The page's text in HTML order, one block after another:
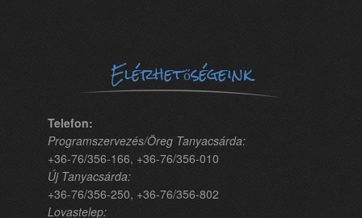
Elérhetőségeink
Telefon:
Programszervezés/Öreg Tanyacsárda:
+36-76/356-166, +36-76/356-010
Új Tanyacsárda:
+36-76/356-250, +36-76/356-802
Lovastelep: